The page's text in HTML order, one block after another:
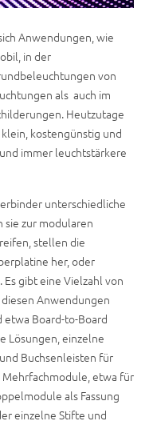
Anwendungen, wie
in der
von
als auch im
Heutzutage
kostengünstig und
immer leuchtstärkere
unterschiedliche
sie zur modularen
stellen die
her, oder
Es gibt eine Vielzahl von
Anwendungen
Board-to-Board
Lösungen, einzelne
Buchsenleisten für
Mehrfachmodule, etwa für
als Fassung
einzelne Stifte und